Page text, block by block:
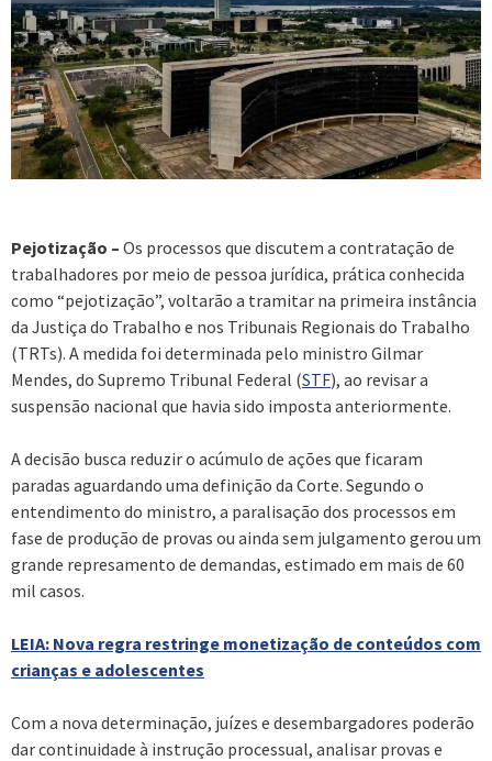
Pejotização – Os processos que discutem a contratação de
trabalhadores por meio de pessoa jurídica, prática conhecida
como “pejotização”, voltarão a tramitar na primeira instância
da Justiça do Trabalho e nos Tribunais Regionais do Trabalho
(TRTs). A medida foi determinada pelo ministro Gilmar
Mendes, do Supremo Tribunal Federal (STF), ao revisar a
suspensão nacional que havia sido imposta anteriormente.
A decisão busca reduzir o acúmulo de ações que ficaram
paradas aguardando uma definição da Corte. Segundo o
entendimento do ministro, a paralisação dos processos em
fase de produção de provas ou ainda sem julgamento gerou um
grande represamento de demandas, estimado em mais de 60
mil casos.
LEIA: Nova regra restringe monetização de conteúdos com
crianças e adolescentes
Com a nova determinação, juízes e desembargadores poderão
dar continuidade à instrução processual, analisar provas e